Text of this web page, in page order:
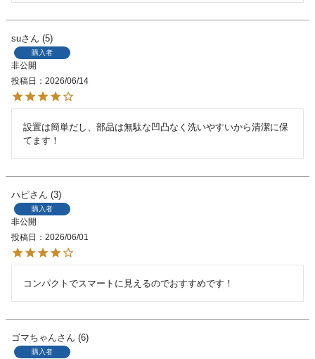
su 5
購入者
非公開
投稿日
2026/06/14
設置は簡単だし、部品は無駄な凹凸なく洗いやすいから清潔に保
てます！
ハピ 3
購入者
非公開
投稿日
2026/06/01
コンパクトでスマートに見えるのでおすすめです！
ゴマちゃん 6
購入者